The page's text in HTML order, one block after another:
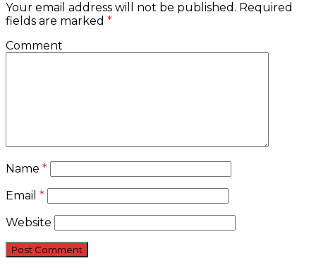
Your email address will not be published. Required
fields are marked *
Comment
Name *
Email *
Website